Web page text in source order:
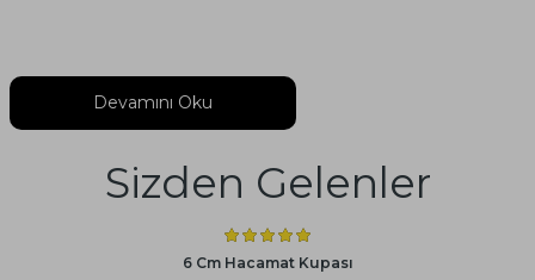
Devamını Oku
Sizden Gelenler
6 Cm Hacamat Kupası